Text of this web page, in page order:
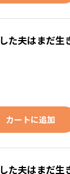
た夫はまだ生
カートに追加
た夫はまだ生